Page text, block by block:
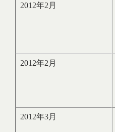
2012年2月
2012年2月
2012年3月